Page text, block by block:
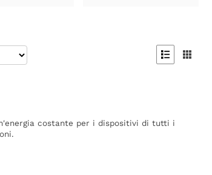
 
costante per i dispositivi di tutti i